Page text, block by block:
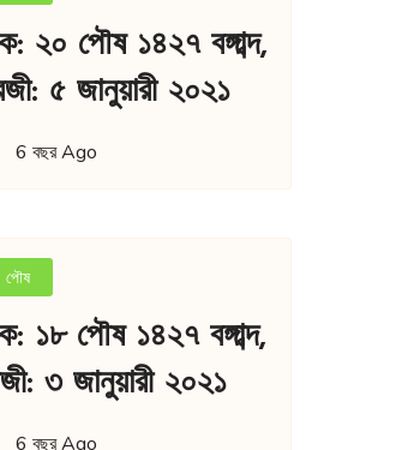
২০ পৌষ ১৪২৭ বঙ্গাব্দ,
৫ জানুয়ারী ২০২১
6 বছর Ago
পৌষ
১৮ পৌষ ১৪২৭ বঙ্গাব্দ,
৩ জানুয়ারী ২০২১
6 বছর Ago